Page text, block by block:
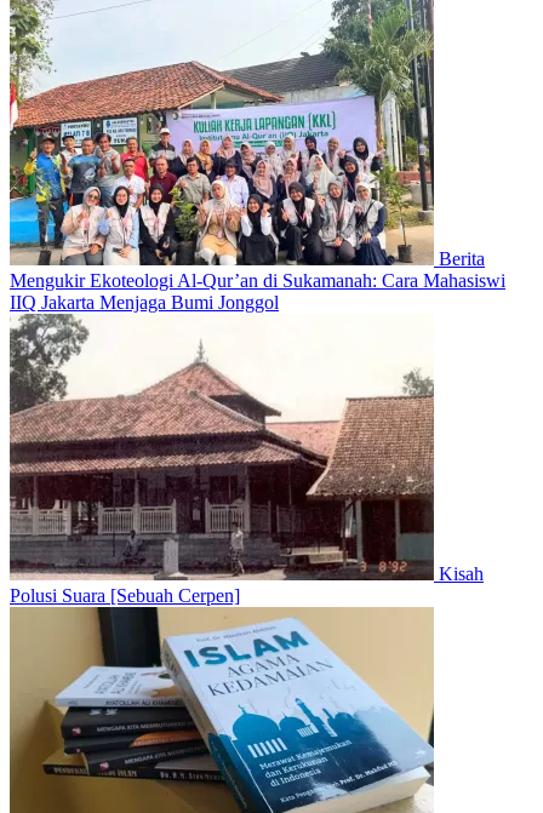
Berita
Mengukir Ekoteologi Al-Qur’an di Sukamanah: Cara Mahasiswi
IIQ Jakarta Menjaga Bumi Jonggol
Kisah
Polusi Suara [Sebuah Cerpen]